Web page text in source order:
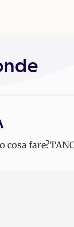
cosa